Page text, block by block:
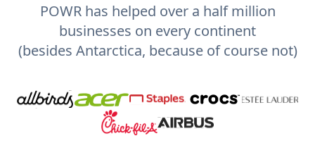
POWR has helped over a half million
businesses on every continent
(besides Antarctica, because of course not)